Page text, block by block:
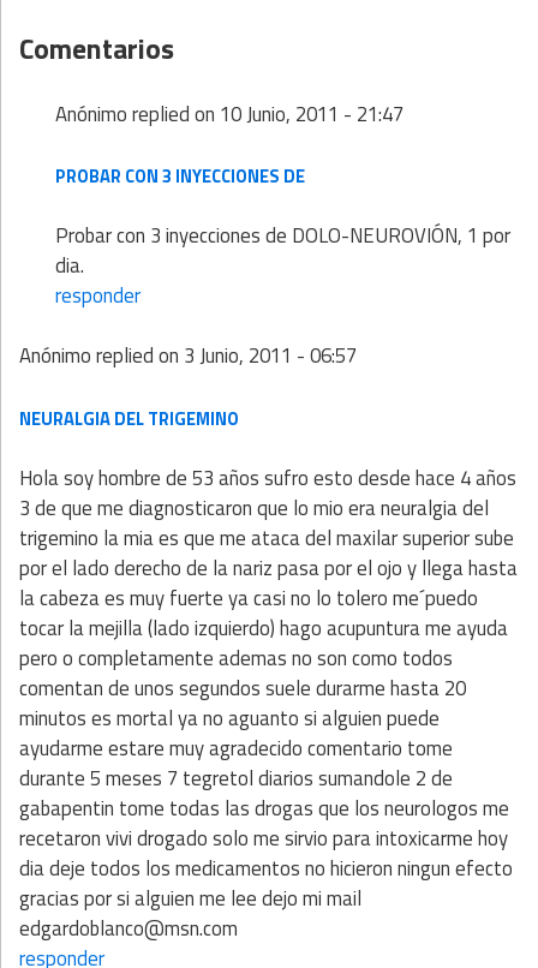
Comentarios
Anónimoreplied on 10 Junio, 2011 - 21:47
PROBAR CON 3 INYECCIONES DE
Probar con 3 inyecciones de DOLO-NEUROVIÓN, 1 por
dia.
responder
Anónimoreplied on 3 Junio, 2011 - 06:57
NEURALGIA DEL TRIGEMINO
Hola soy hombre de 53 años sufro esto desde hace 4 años
3 de que me diagnosticaron que lo mio era neuralgia del
trigemino la mia es que me ataca del maxilar superior sube
por el lado derecho de la nariz pasa por el ojo y llega hasta
la cabeza es muy fuerte ya casi no lo tolero me´puedo
tocar la mejilla (lado izquierdo) hago acupuntura me ayuda
pero o completamente ademas no son como todos
comentan de unos segundos suele durarme hasta 20
minutos es mortal ya no aguanto si alguien puede
ayudarme estare muy agradecido comentario tome
durante 5 meses 7 tegretol diarios sumandole 2 de
gabapentin tome todas las drogas que los neurologos me
recetaron vivi drogado solo me sirvio para intoxicarme hoy
dia deje todos los medicamentos no hicieron ningun efecto
gracias por si alguien me lee dejo mi mail
edgardoblanco@msn.com
responder